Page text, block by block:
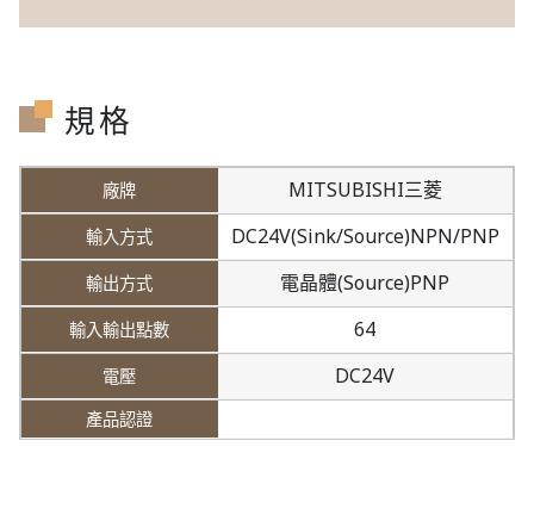
規格
MITSUBISHI三菱
DC24V(Sink/Source)NPN/PNP
電晶體(Source)PNP
64
DC24V